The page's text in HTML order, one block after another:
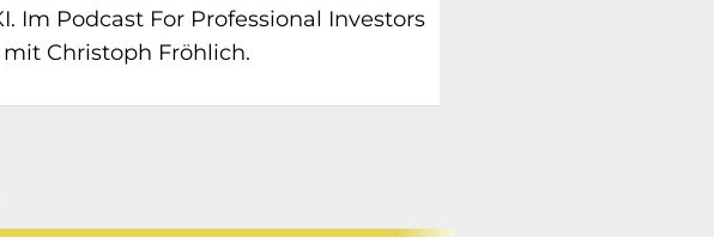
Im Podcast For Professional Investors
Christoph Fröhlich.